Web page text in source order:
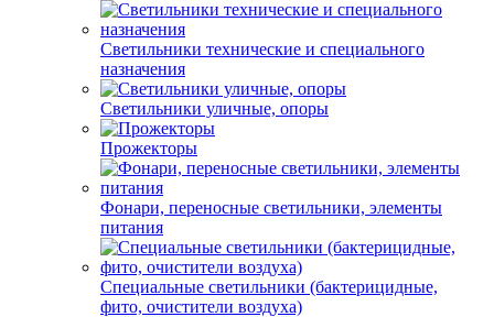
Светильники технические и специального
назначения
Светильники уличные, опоры
Прожекторы
Фонари, переносные светильники, элементы
питания
Специальные светильники (бактерицидные,
фито, очистители воздуха)